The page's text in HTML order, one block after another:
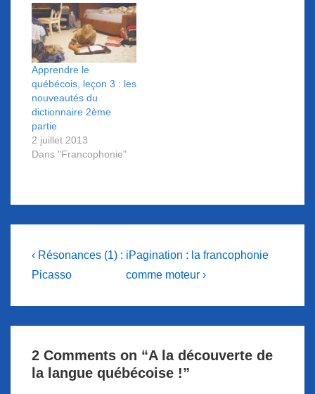
quotidien en
québécois, c'est ce que
nous propose cet
article...
Apprendre le
québécois, leçon 3 : les
nouveautés du
dictionnaire 2ème
partie
2 juillet 2013
Dans "Francophonie"
Navigation
de
l’article
Previous
Post
‹ Résonances (1) :
Picasso
Next
Post
iPagination : la francophonie
comme moteur ›
2 Comments on “A la découverte de
la langue québécoise !”